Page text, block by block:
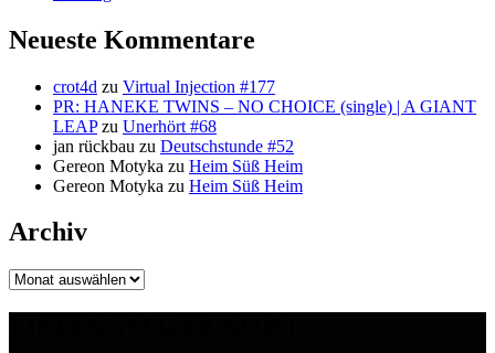
Neueste Kommentare
crot4d zu Virtual Injection #177
PR: HANEKE TWINS – NO CHOICE (single) | A GIANT
LEAPzu Unerhört #68
jan rückbau zu Deutschstunde #52
Gereon Motyka zu Heim Süß Heim
Gereon Motyka zu Heim Süß Heim
Archiv
Archiv